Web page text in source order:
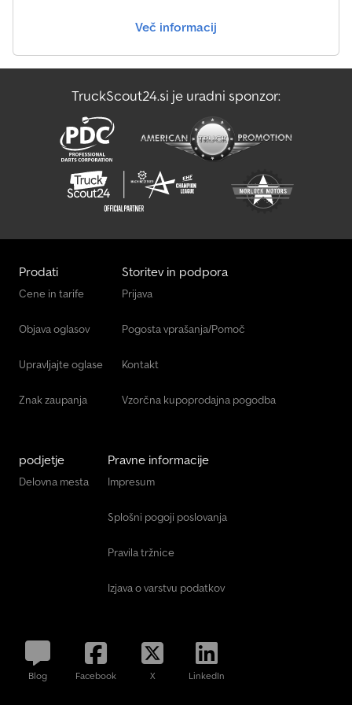
Več informacij
TruckScout24.si je uradni sponzor:
Prodati
Cene in tarife
Objava oglasov
Upravljajte oglase
Znak zaupanja
Storitev in podpora
Prijava
Pogosta vprašanja/Pomoč
Kontakt
Vzorčna kupoprodajna pogodba
podjetje
Delovna mesta
Pravne informacije
Impresum
Splošni pogoji poslovanja
Pravila tržnice
Izjava o varstvu podatkov
Blog Facebook X LinkedIn